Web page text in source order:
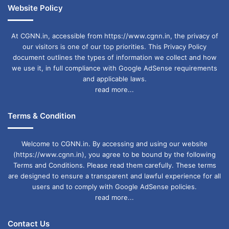
पंचांग गणना के अनुसार इस महीने गृह प्रवेश और मुंडन
संस्कार जैसे कार्यों के लिए कोई शुभ तिथि नहीं बन रही है।
दिसंबर 2025 में ग्रहों-नक्षत्रों की शुभ स्थिति कई कार्यों
को सफल बनाने का संकेत दे रही है। उचित तिथि का चुनाव
कर परंपरागत रीति से शुभ कार्य आरंभ करना फलदायी माना
जाता है।
December 2025 Auspicious Moments
Website Policy
At CGNN.in, accessible from https://www.cgnn.in, the privacy of
our visitors is one of our top priorities. This Privacy Policy
document outlines the types of information we collect and how
we use it, in full compliance with Google AdSense requirements
and applicable laws.
read more...
Terms & Condition
Welcome to CGNN.in. By accessing and using our website
(https://www.cgnn.in), you agree to be bound by the following
Terms and Conditions. Please read them carefully. These terms
are designed to ensure a transparent and lawful experience for all
users and to comply with Google AdSense policies.
read more...
Contact Us